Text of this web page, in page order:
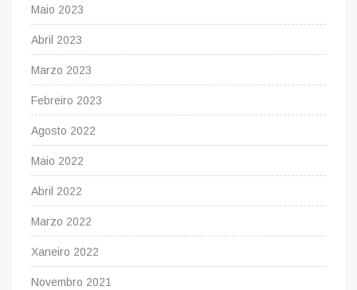
Maio 2023
Abril 2023
Marzo 2023
Febreiro 2023
Agosto 2022
Maio 2022
Abril 2022
Marzo 2022
Xaneiro 2022
Novembro 2021